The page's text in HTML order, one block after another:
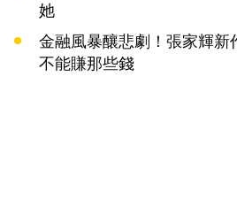
她
金融風暴釀悲劇！張家輝新
不能賺那些錢